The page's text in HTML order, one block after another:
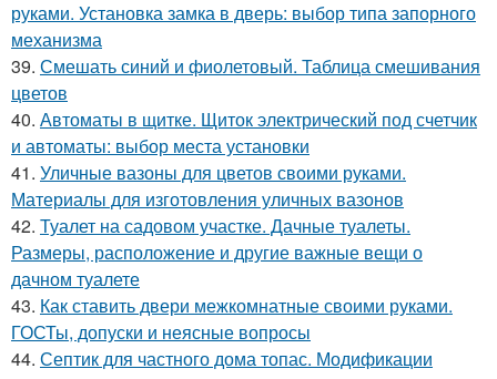
руками. Установка замка в дверь: выбор типа запорного
механизма
39. Смешать синий и фиолетовый. Таблица смешивания
цветов
40. Автоматы в щитке. Щиток электрический под счетчик
и автоматы: выбор места установки
41. Уличные вазоны для цветов своими руками.
Материалы для изготовления уличных вазонов
42. Туалет на садовом участке. Дачные туалеты.
Размеры, расположение и другие важные вещи о
дачном туалете
43. Как ставить двери межкомнатные своими руками.
ГОСТы, допуски и неясные вопросы
44. Септик для частного дома топас. Модификации